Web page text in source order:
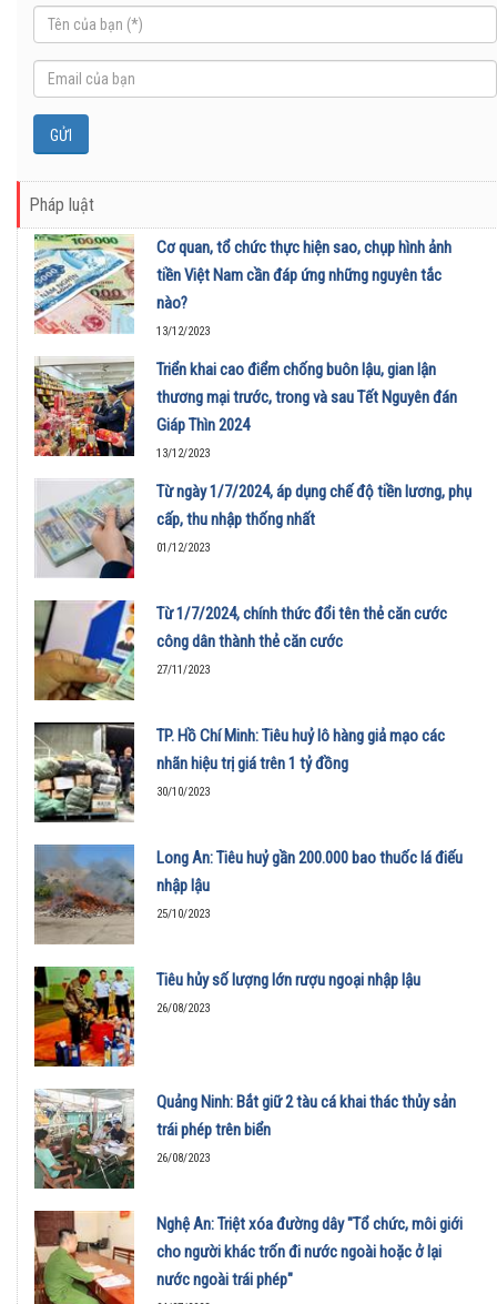
Pháp luật
Cơ quan, tổ chức thực hiện sao, chụp hình ảnh
tiền Việt Nam cần đáp ứng những nguyên tắc
nào?
13/12/2023
Triển khai cao điểm chống buôn lậu, gian lận
thương mại trước, trong và sau Tết Nguyên đán
Giáp Thìn 2024
13/12/2023
Từ ngày 1/7/2024, áp dụng chế độ tiền lương, phụ
cấp, thu nhập thống nhất
01/12/2023
Từ 1/7/2024, chính thức đổi tên thẻ căn cước
công dân thành thẻ căn cước
27/11/2023
TP. Hồ Chí Minh: Tiêu huỷ lô hàng giả mạo các
nhãn hiệu trị giá trên 1 tỷ đồng
30/10/2023
Long An: Tiêu huỷ gần 200.000 bao thuốc lá điếu
nhập lậu
25/10/2023
Tiêu hủy số lượng lớn rượu ngoại nhập lậu
26/08/2023
Quảng Ninh: Bắt giữ 2 tàu cá khai thác thủy sản
trái phép trên biển
26/08/2023
Nghệ An: Triệt xóa đường dây "Tổ chức, môi giới
cho người khác trốn đi nước ngoài hoặc ở lại
nước ngoài trái phép"